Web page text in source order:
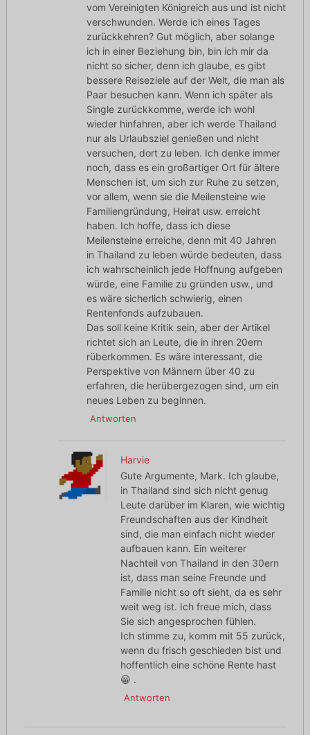
vom Vereinigten Königreich aus und ist nicht
verschwunden. Werde ich eines Tages
zurückkehren? Gut möglich, aber solange
ich in einer Beziehung bin, bin ich mir da
nicht so sicher, denn ich glaube, es gibt
bessere Reiseziele auf der Welt, die man als
Paar besuchen kann. Wenn ich später als
Single zurückkomme, werde ich wohl
wieder hinfahren, aber ich werde Thailand
nur als Urlaubsziel genießen und nicht
versuchen, dort zu leben. Ich denke immer
noch, dass es ein großartiger Ort für ältere
Menschen ist, um sich zur Ruhe zu setzen,
vor allem, wenn sie die Meilensteine wie
Familiengründung, Heirat usw. erreicht
haben. Ich hoffe, dass ich diese
Meilensteine erreiche, denn mit 40 Jahren
in Thailand zu leben würde bedeuten, dass
ich wahrscheinlich jede Hoffnung aufgeben
würde, eine Familie zu gründen usw., und
es wäre sicherlich schwierig, einen
Rentenfonds aufzubauen.
Das soll keine Kritik sein, aber der Artikel
richtet sich an Leute, die in ihren 20ern
rüberkommen. Es wäre interessant, die
Perspektive von Männern über 40 zu
erfahren, die herübergezogen sind, um ein
neues Leben zu beginnen.
Antworten
Harvie
Gute Argumente, Mark. Ich glaube,
in Thailand sind sich nicht genug
Leute darüber im Klaren, wie wichtig
Freundschaften aus der Kindheit
sind, die man einfach nicht wieder
aufbauen kann. Ein weiterer
Nachteil von Thailand in den 30ern
ist, dass man seine Freunde und
Familie nicht so oft sieht, da es sehr
weit weg ist. Ich freue mich, dass
Sie sich angesprochen fühlen.
Ich stimme zu, komm mit 55 zurück,
wenn du frisch geschieden bist und
hoffentlich eine schöne Rente hast
😀 .
Antworten